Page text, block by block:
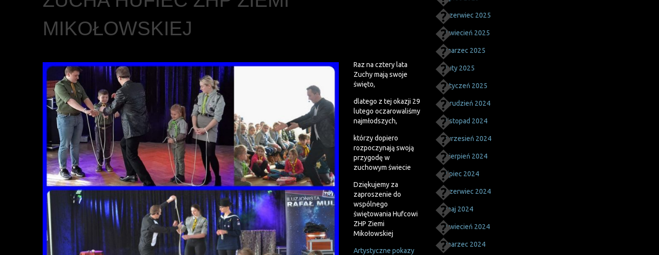
MIKOŁOWSKIEJ
Raz na cztery lata
Zuchy mają swoje
święto,
dlatego z tej okazji 29
lutego oczarowaliśmy
najmłodszych,
którzy dopiero
rozpoczynają swoją
przygodę w
zuchowym świecie
Dziękujemy za
zaproszenie do
wspólnego
świętowania Hufcowi
ZHP Ziemi
Mikołowskiej
Artystyczne pokazy
czerwiec 2025
kwiecień 2025
marzec 2025
luty 2025
styczeń 2025
grudzień 2024
listopad 2024
wrzesień 2024
sierpień 2024
lipiec 2024
czerwiec 2024
maj 2024
kwiecień 2024
marzec 2024